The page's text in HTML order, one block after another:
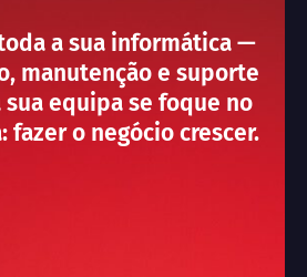
a sua informática —
manutenção e suporte
equipa se foque no
fazer o negócio crescer.